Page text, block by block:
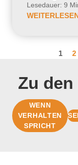
Lesedauer: 9
1 2
Zu
WENN
VERHALTEN
SPRICHT